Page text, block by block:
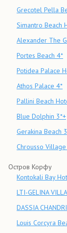
Grecotel Pella
Simantro Beach
Alexander The
Portes Beach 4*
Potidea Palace
Athos Palace 4*
Pallini Beach
Blue Dolphin 3*+
Gerakina Beach
Chrousso
Остров Корфу
Kontokali Bay
LTI-GELINA
DASSIA
Louis Corcyra